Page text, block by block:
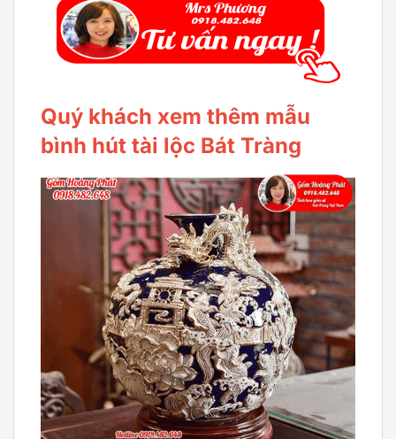
Quý khách xem thêm mẫu
bình hút tài lộc Bát Tràng